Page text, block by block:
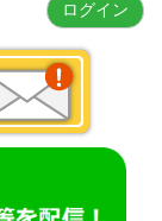
ログイン